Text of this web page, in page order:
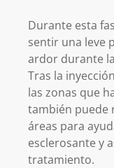
Durante esta
sentir una leve
ardor durante
Tras la
las zonas que
también puede
áreas para
esclerosante y
tratamiento.